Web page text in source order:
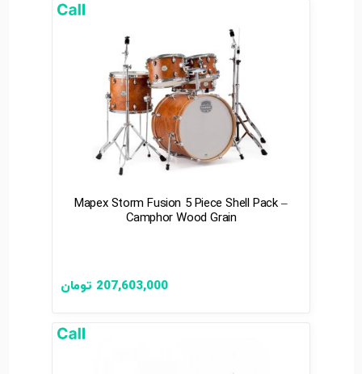
Mapex Storm Fusion 5 Piece Shell Pack –
Camphor Wood Grain
207,603,000 تومان